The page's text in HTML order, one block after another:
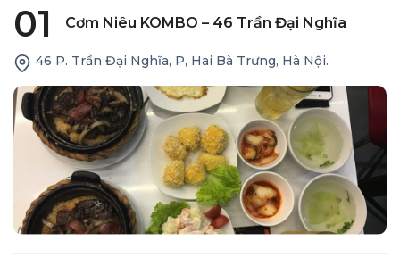
01 Cơm Niêu KOMBO – 46 Trần Đại Nghĩa
46 P. Trần Đại Nghĩa, P, Hai Bà Trưng, Hà Nội.